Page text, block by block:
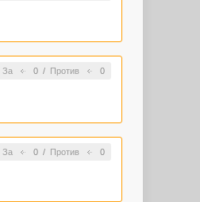
За 0/ Против 0
За 0/ Против 0